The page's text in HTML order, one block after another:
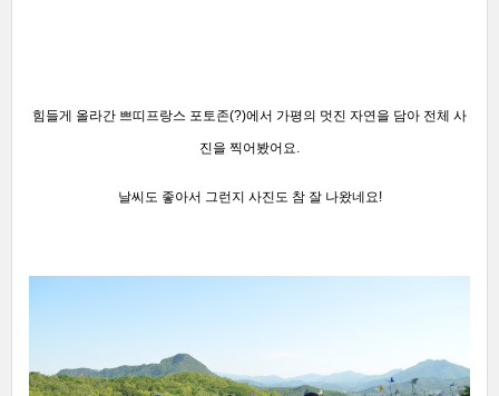
힘들게 올라간 쁘띠프랑스 포토존(?)에서 가평의 멋진 자연을 담아 전체 사
진을 찍어봤어요.
날씨도 좋아서 그런지 사진도 참 잘 나왔네요!